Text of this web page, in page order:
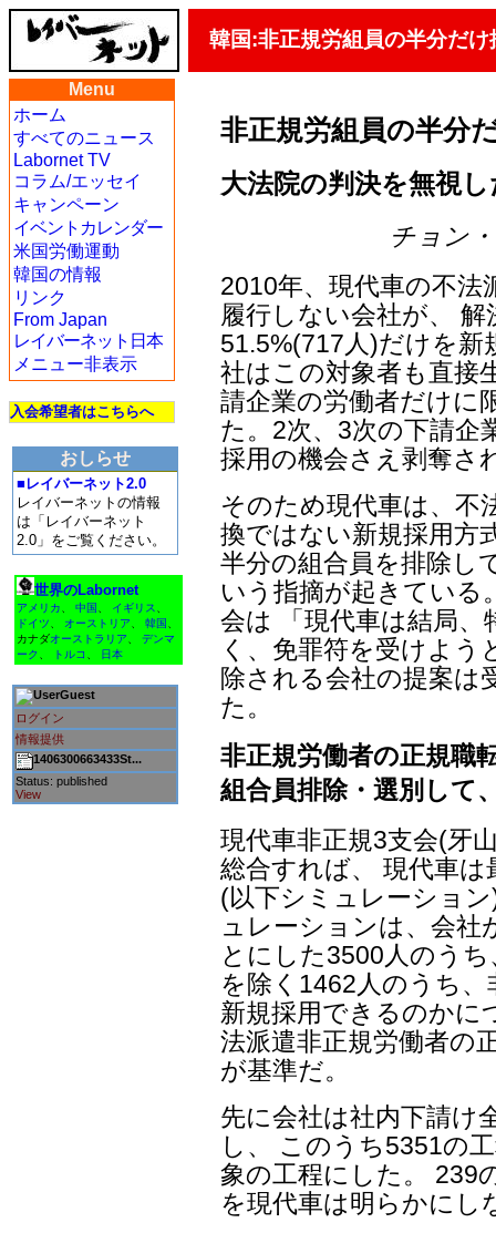
韓国:非正規労組員の半分だ
Menu
ホーム
すべてのニュース
Labornet TV
コラム/エッセイ
キャンペーン
イベントカレンダー
米国労働運動
韓国の情報
リンク
From Japan
レイバーネット日本
メニュー非表示
入会希望者はこちらへ
おしらせ
■レイバーネット2.0
レイバーネットの情報
は「レイバーネット
2.0」をご覧ください。
世界のLabornet
アメリカ 中国 イギリス
ドイツ
オーストリア 韓国
カナダオーストラリア
デンマ
ーク
トルコ 日本
Guest
ログイン
情報提供
1406300663433St...
Status: published
View
非正規労組員の半分
大法院の判決を無視
チョン
2010年、現代車の不法
履行しない会社が、
51.5%(717人)だけを
社はこの対象者も直接
請企業の労働者だけに
た。2次、3次の下請企
採用の機会さえ剥奪さ
そのため現代車は、不
換ではない新規採用方
半分の組合員を排除し
いう指摘が起きている
会は 「現代車は結局
く、免罪符を受けよう
除される会社の提案は
た。
非正規労働者の正規職
組合員排除・選別して
現代車非正規3支会(牙
総合すれば、 現代車
(以下シミュレーショ
ュレーションは、会
とにした3500人のう
を除く1462人のうち
新規採用できるのかに
法派遣非正規労働者の
が基準だ。
先に会社は社内下請け
し、 このうち5351の
象の工程にした。 239
を現代車は明らかにし